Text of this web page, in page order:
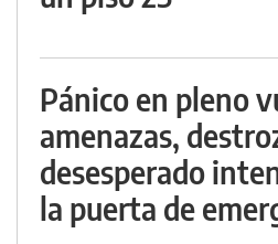
Pánico en pleno
amenazas,
desesperado
la puerta de